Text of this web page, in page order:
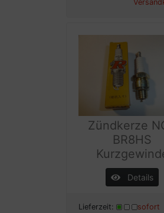
Zündkerze
BR8HS
Details
Lieferzeit: sofort